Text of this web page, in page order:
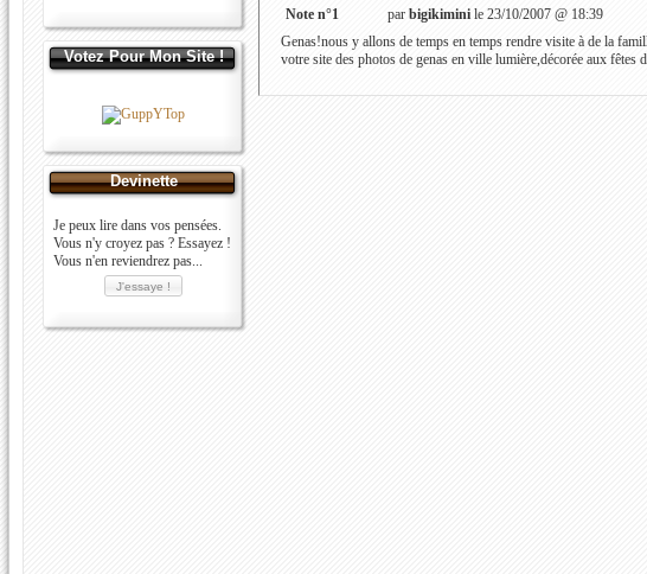
Votez Pour Mon Site !
Devinette
Je peux lire dans vos pensées.
Vous n'y croyez pas ? Essayez !
Vous n'en reviendrez pas...
Note n°1 par bigikimini le 23/10/2007 @ 18:39
Genas!nous y allons de temps en temps rendre visite à de la
votre site des photos de genas en ville lumière,décorée aux fêtes